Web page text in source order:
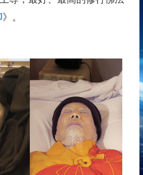
》。